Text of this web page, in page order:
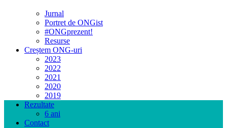
Jurnal
Portret de ONGist
#ONGprezent!
Resurse
Creștem ONG-uri
2023
2022
2021
2020
2019
Rezultate
6 ani
Contact